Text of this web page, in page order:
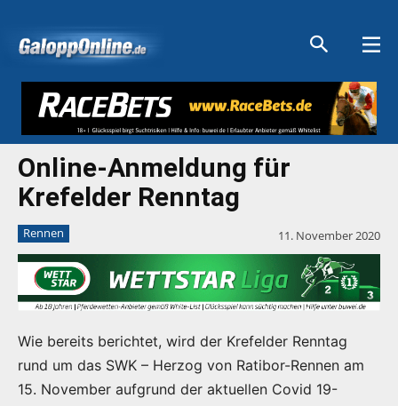
Online-Anmeldung für
Krefelder Renntag
Rennen 11. November 2020
Wie bereits berichtet, wird der Krefelder Renntag
rund um das SWK – Herzog von Ratibor-Rennen am
15. November aufgrund der aktuellen Covid 19-